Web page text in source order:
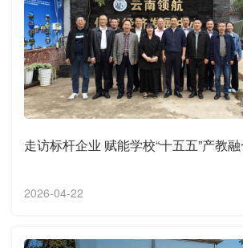
走访标杆企业 赋能学校“十五五”产教
2026-04-22